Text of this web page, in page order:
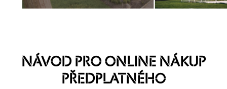
NÁVOD PRO ONLINE NÁKUP
PŘEDPLATNÉHO